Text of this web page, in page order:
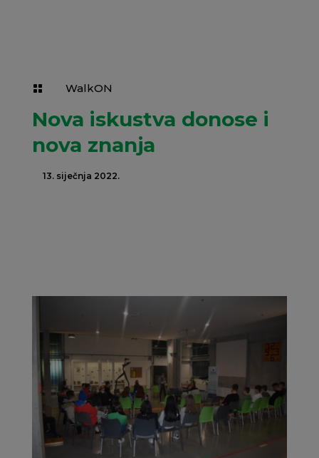
 WalkON
Nova iskustva donose i
nova znanja
13. siječnja 2022.